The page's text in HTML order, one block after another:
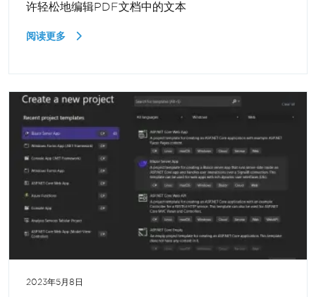
许轻松地编辑PDF文档中的文本
阅读更多
2023年5月8日